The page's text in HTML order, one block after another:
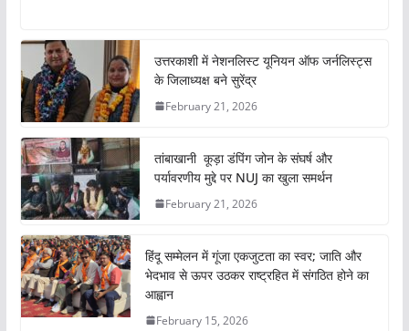
c
e
b
o
o
k
itt
er s
A
p
e
उत्तरकाशी में नेशनलिस्ट यूनियन ऑफ जर्नलिस्ट्स
के जिलाध्यक्ष बने सुरेंद्र
February 21, 2026
तांबाखानी कूड़ा डंपिंग जोन के संघर्ष और
पर्यावरणीय मुद्दे पर NUJ का खुला समर्थन
February 21, 2026
हिंदू सम्मेलन में गूंजा एकजुटता का स्वर; जाति और
भेदभाव से ऊपर उठकर राष्ट्रहित में संगठित होने का
आह्वान
February 15, 2026